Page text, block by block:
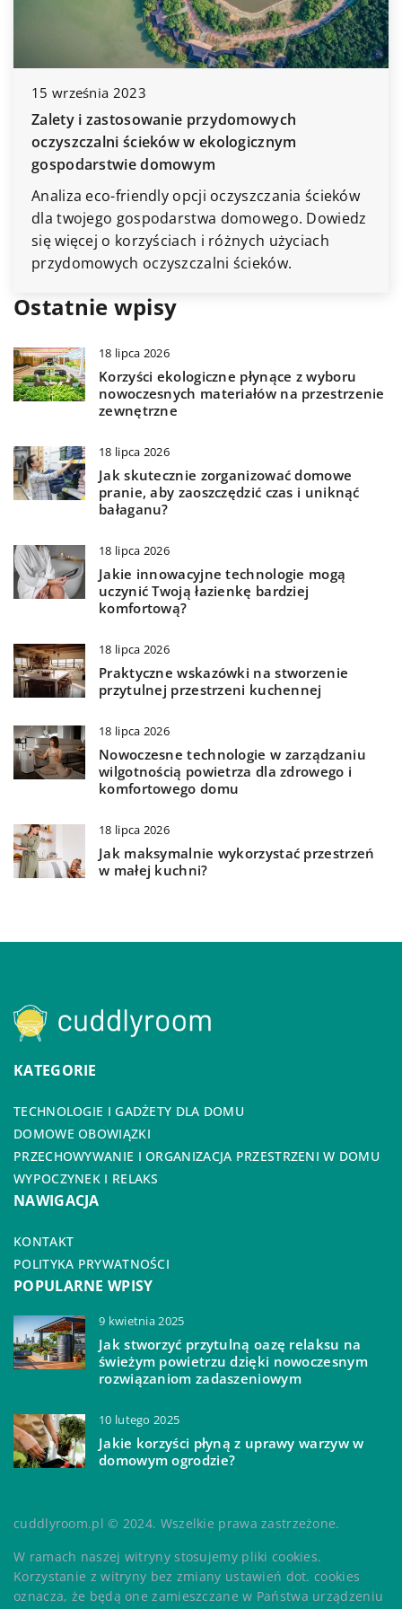
2023
i zastosowanie przydomowych
ścieków w ekologicznym
domowym
eco-friendly opcji oczyszczania ścieków
gospodarstwa domowego. Dowiedz
o korzyściach i różnych użyciach
oczyszczalni ścieków.
12
Jak
się,
Ostatnie wpisy
18 lipca 2026
Korzyści ekologiczne płynące z wyboru
nowoczesnych materiałów na przestrzenie
zewnętrzne
18 lipca 2026
Jak skutecznie zorganizować domowe
pranie, aby zaoszczędzić czas i uniknąć
bałaganu?
18 lipca 2026
Jakie innowacyjne technologie mogą
uczynić Twoją łazienkę bardziej
komfortową?
18 lipca 2026
Praktyczne wskazówki na stworzenie
przytulnej przestrzeni kuchennej
18 lipca 2026
Nowoczesne technologie w zarządzaniu
wilgotnością powietrza dla zdrowego i
komfortowego domu
18 lipca 2026
Jak maksymalnie wykorzystać przestrzeń
w małej kuchni?
KATEGORIE
TECHNOLOGIE I GADŻETY DLA DOMU
DOMOWE OBOWIĄZKI
PRZECHOWYWANIE I ORGANIZACJA PRZESTRZENI W DOMU
WYPOCZYNEK I RELAKS
NAWIGACJA
KONTAKT
POLITYKA PRYWATNOŚCI
POPULARNE WPISY
9 kwietnia 2025
Jak stworzyć przytulną oazę relaksu na
świeżym powietrzu dzięki nowoczesnym
rozwiązaniom zadaszeniowym
10 lutego 2025
Jakie korzyści płyną z uprawy warzyw w
domowym ogrodzie?
cuddlyroom.pl © 2024. Wszelkie prawa zastrzeżone.
W ramach naszej witryny stosujemy pliki cookies.
Korzystanie z witryny bez zmiany ustawień dot. cookies
oznacza, że będą one zamieszczane w Państwa urządzeniu